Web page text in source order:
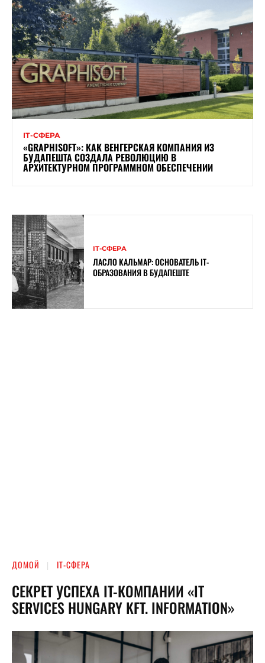
ІТ-СФЕРА
«GRAPHISOFT»: КАК ВЕНГЕРСКАЯ КОМПАНИЯ ИЗ
БУДАПЕШТА СОЗДАЛА РЕВОЛЮЦИЮ В
АРХИТЕКТУРНОМ ПРОГРАММНОМ ОБЕСПЕЧЕНИИ
ІТ-СФЕРА
ЛАСЛО КАЛЬМАР: ОСНОВАТЕЛЬ IT-
ОБРАЗОВАНИЯ В БУДАПЕШТЕ